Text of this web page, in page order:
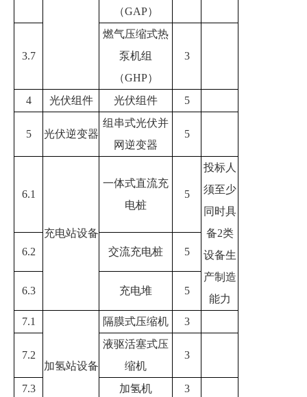
（GAP）
3.7
燃气压缩式热
泵机组
（GHP）
3
4 光伏组件 光伏组件 5
5 光伏逆变器
组串式光伏并
网逆变器
5
6.1
充电站设备
一体式直流充
电桩
5
投标人
须至少
同时具
备2类
设备生
产制造
能力
6.2 交流充电桩 5
6.3 充电堆 5
7.1
加氢站设备
隔膜式压缩机 3
7.2
液驱活塞式压
缩机
3
7.3 加氢机
3